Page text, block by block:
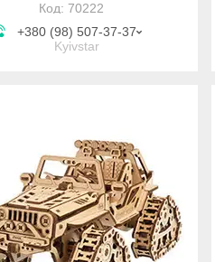
70222
+380 (98) 507-37-37
Kyivstar